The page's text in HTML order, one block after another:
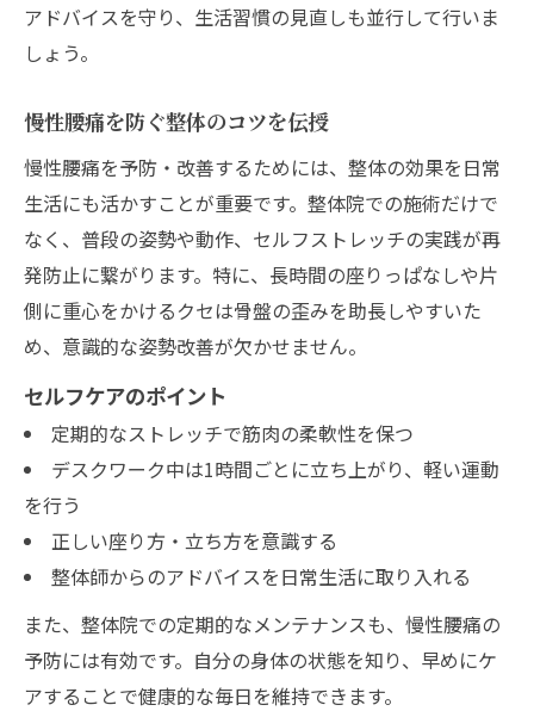
アドバイスを守り、生活習慣の見直しも並行して行いま
しょう。
慢性腰痛を防ぐ整体のコツを伝授
慢性腰痛を予防・改善するためには、整体の効果を日常
生活にも活かすことが重要です。整体院での施術だけで
なく、普段の姿勢や動作、セルフストレッチの実践が再
発防止に繋がります。特に、長時間の座りっぱなしや片
側に重心をかけるクセは骨盤の歪みを助長しやすいた
め、意識的な姿勢改善が欠かせません。
セルフケアのポイント
定期的なストレッチで筋肉の柔軟性を保つ
デスクワーク中は1時間ごとに立ち上がり、軽い運動
を行う
正しい座り方・立ち方を意識する
整体師からのアドバイスを日常生活に取り入れる
また、整体院での定期的なメンテナンスも、慢性腰痛の
予防には有効です。自分の身体の状態を知り、早めにケ
アすることで健康的な毎日を維持できます。